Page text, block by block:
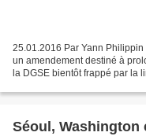
25.01.2016 Par Yann
un amendement destiné à
la DGSE bientôt frappé par la
Séoul, Washington